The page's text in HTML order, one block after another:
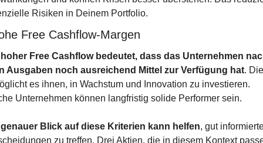
Risiken in Deinem Portfolio.
Free Cashflow-Margen
Free Cashflow bedeutet, dass das Unternehmen
Ausgaben noch ausreichend Mittel zur Verfügung hat.
es ihnen, in Wachstum und Innovation zu investieren.
Unternehmen können langfristig solide Performer sein.
Blick auf diese Kriterien kann helfen, gut
zu treffen. Drei Aktien, die in diesem Kontext